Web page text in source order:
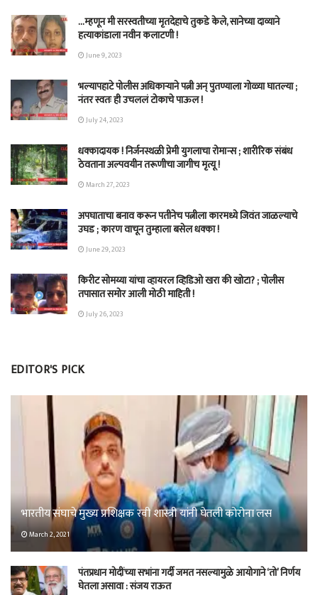
…म्हणून मी सरस्वतीच्या मृतदेहाचे तुकडे केले, सानेच्या दाव्याने
हत्याकांडाला नवीन कलाटणी !
June 9, 2023
भल्यापहाटे पोलीस अधिकाऱ्याने पत्नी अन् पुतण्याला गोळ्या घातल्या ;
नंतर स्वतः ही उचललं टोकाचे पाऊल !
July 24, 2023
धक्कादायक ! निर्जनस्थळी प्रेमी युगलाचा रोमान्स ; शारीरिक संबंध
ठेवताना अल्पवयीन तरूणीचा जागीच मृत्यू !
March 27, 2023
अपघाताचा बनाव करून पतीनेच‎ पत्नीला कारमध्ये जिवंत जाळल्याचे
उघड ; कारण वाचून तुम्हाला बसेल धक्का !
June 29, 2023
किरीट सोमय्या यांचा व्हायरल व्हिडिओ खरा की खोटा? ; पोलीस
तपासात समोर आली मोठी माहिती !
July 26, 2023
EDITOR'S PICK
भारतीय संघाचे मुख्य प्रशिक्षक रवी शास्त्री यांनी घेतली कोरोना लस
March 2, 2021
पंतप्रधान मोदींच्या सभांना गर्दी जमत नसल्यामुळे आयोगाने ‘तो’ निर्णय
घेतला असावा : संजय राऊत